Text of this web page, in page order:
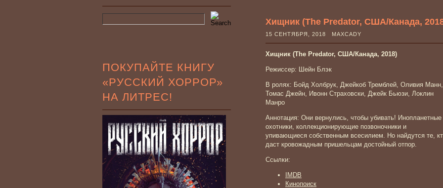
ПОКУПАЙТЕ КНИГУ
«РУССКИЙ ХОРРОР»
НА ЛИТРЕС!
Хищник (The Predator, США/Канада,
15 СЕНТЯБРЯ, 2018 MAXCADY
Хищник (The Predator, США/Канада, 2018)
Режиссер: Шейн Блэк
В ролях: Бойд Холбрук, Джейкоб Тремблей, Оливия Манн,
Томас Джейн, Ивонн Страховски, Джейк Бьюзи, Локлин
Манро
Аннотация: Они вернулись, чтобы убивать! Инопланетные
охотники, коллекционирующие позвоночники и
упивающиеся собственным всесилием. Но найдутся те,
даст кровожадным пришельцам достойный отпор.
Ссылки:
IMDB
Кинопоиск